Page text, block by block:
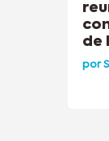
de
por